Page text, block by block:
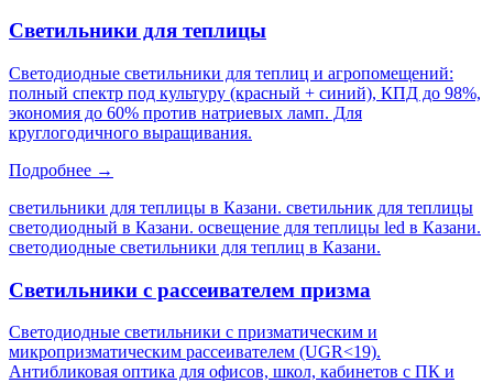
Светильники для теплицы
Светодиодные светильники для теплиц и агропомещений:
полный спектр под культуру (красный + синий), КПД до 98%,
экономия до 60% против натриевых ламп. Для
круглогодичного выращивания.
Подробнее →
светильники для теплицы в Казани. светильник для теплицы
светодиодный в Казани. освещение для теплицы led в Казани.
светодиодные светильники для теплиц в Казани.
Светильники с рассеивателем призма
Светодиодные светильники с призматическим и
микропризматическим рассеивателем (UGR<19).
Антибликовая оптика для офисов, школ, кабинетов с ПК и